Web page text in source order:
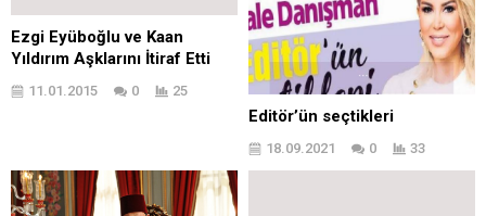
Ezgi Eyüboğlu ve Kaan
Yıldırım Aşklarını İtiraf Etti
11.01.2015 0 25
Editör’ün seçtikleri
18.09.2021 0 33